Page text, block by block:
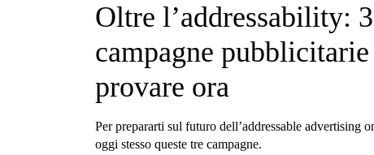
Oltre l’addressability: 3
campagne pubblicitarie
provare ora
Per prepararti sul futuro dell’addressable advertising
oggi stesso queste tre campagne.